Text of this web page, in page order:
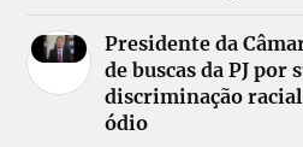
Presidente da
de buscas da PJ por
discriminação
ódio